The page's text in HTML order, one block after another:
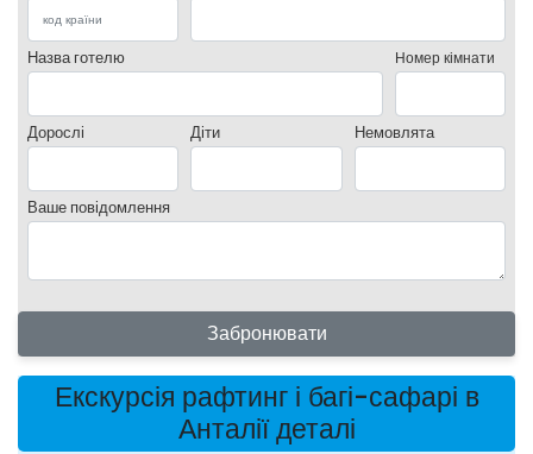
Назва готелю Номер кімнати
Дорослі Діти Немовлята
Ваше повідомлення
Забронювати
Екскурсія рафтинг і багі-сафарі в
Анталії деталі